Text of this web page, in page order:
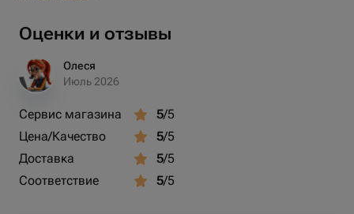
элементов
Этот великолепный набор станет идеальным подарком
для особого случая
- будь то День Святого Валентина, годовщина или
Порадуйте своих близких стильным и изысканным
подарком, который сочетает в себе сладость и
элегантность.
Оценки и отзывы
Олеся
Июль 2026
Сервис магазина 5/5
Цена/Качество
5/5
Доставка
5/5
Соответствие
5/5